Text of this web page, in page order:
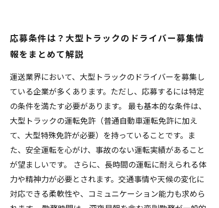
応募条件は？大型トラックのドライバー募集情
報をまとめて解説
運送業界において、大型トラックのドライバーを募集し
ている企業が多くあります。ただし、応募するには特定
の条件を満たす必要があります。 最も基本的な条件は、
大型トラックの運転免許（普通自動車運転免許に加え
て、大型特殊免許が必要）を持っていることです。ま
た、安全運転を心がけ、事故のない運転実績があること
が望ましいです。 さらに、長時間の運転に耐えられる体
力や精神力が必要とされます。交通事情や天候の変化に
対応できる柔軟性や、コミュニケーション能力も求めら